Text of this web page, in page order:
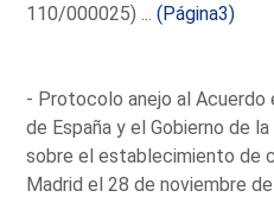
110/000025) ...(Página3)
- Protocolo anejo al Acuerdo
de España y el Gobierno de
sobre el establecimiento de
Madrid el 28 de noviembre